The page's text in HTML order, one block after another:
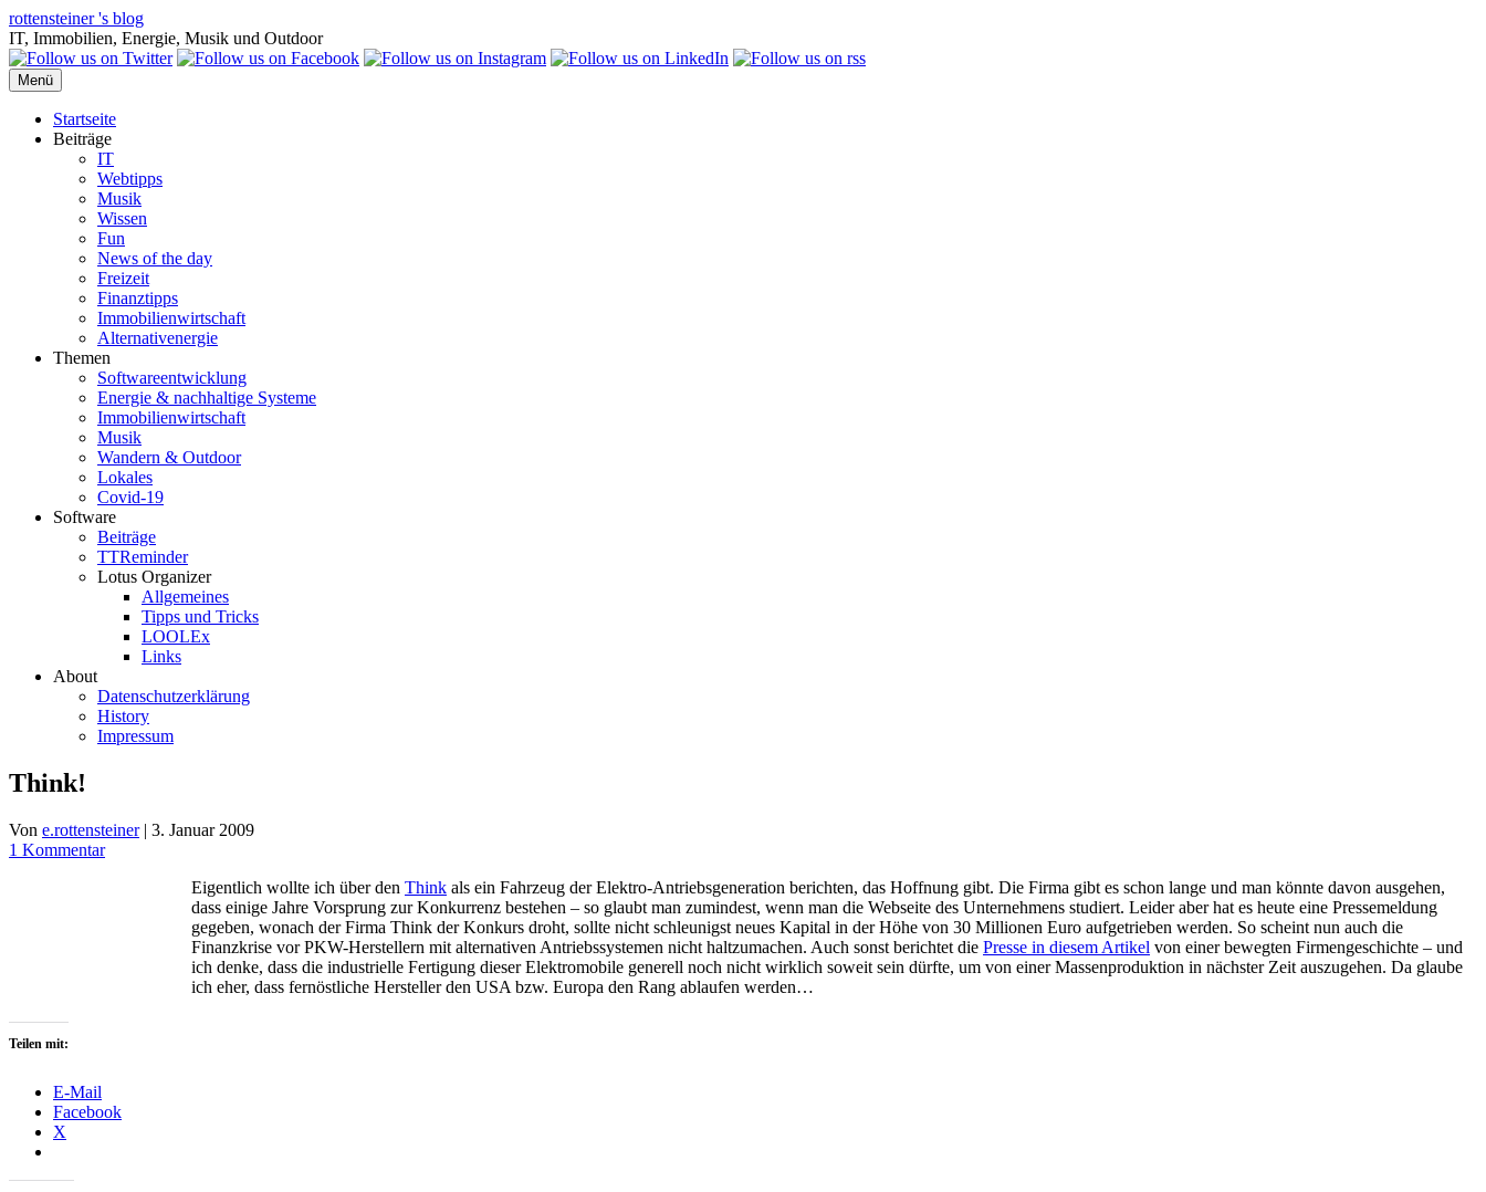
Zum
Inhalt
springen
rottensteiner 's blog
IT, Immobilien, Energie, Musik und Outdoor
Menü
Startseite
Beiträge
IT
Webtipps
Musik
Wissen
Fun
News of the day
Freizeit
Finanztipps
Immobilienwirtschaft
Alternativenergie
Themen
Softwareentwicklung
Energie & nachhaltige Systeme
Immobilienwirtschaft
Musik
Wandern & Outdoor
Lokales
Covid-19
Software
Beiträge
TTReminder
Lotus Organizer
Allgemeines
Tipps und Tricks
LOOLEx
Links
About
Datenschutzerklärung
History
Impressum
Think!
Von e.rottensteiner | 3. Januar 2009
1 Kommentar
Eigentlich wollte ich über den Think als ein Fahrzeug der Elektro-Antriebsgeneration berichten, das Hoffnung gibt. Die Firma gibt es schon lange und man könnte davon ausgehen,
dass einige Jahre Vorsprung zur Konkurrenz bestehen – so glaubt man zumindest, wenn man die Webseite des Unternehmens studiert. Leider aber hat es heute eine Pressemeldung
gegeben, wonach der Firma Think der Konkurs droht, sollte nicht schleunigst neues Kapital in der Höhe von 30 Millionen Euro aufgetrieben werden. So scheint nun auch die
Finanzkrise vor PKW-Herstellern mit alternativen Antriebssystemen nicht haltzumachen. Auch sonst berichtet die Presse in diesem Artikel von einer bewegten Firmengeschichte – und
ich denke, dass die industrielle Fertigung dieser Elektromobile generell noch nicht wirklich soweit sein dürfte, um von einer Massenproduktion in nächster Zeit auszugehen. Da glaube
ich eher, dass fernöstliche Hersteller den USA bzw. Europa den Rang ablaufen werden…
Teilen mit:
E-Mail
Facebook
X